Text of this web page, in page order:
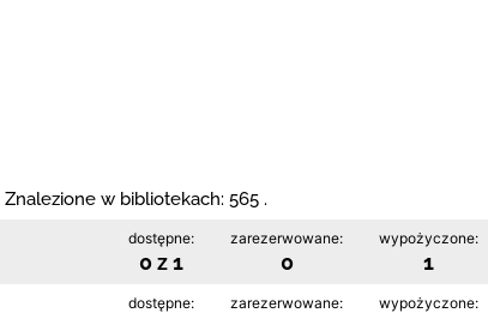
Znalezione w bibliotekach: 565 .
dostępne:
0 z 1
zarezerwowane:
0
wypożyczone:
1
dostępne: zarezerwowane: wypożyczone: